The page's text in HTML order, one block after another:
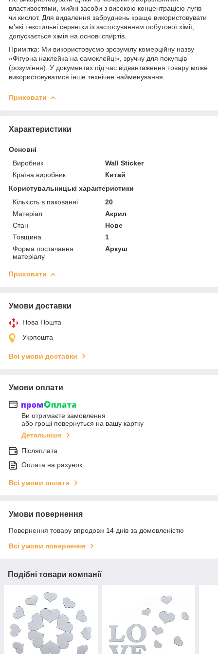
властивостями, мийні засоби з високою концентрацією лугів
чи кислот. Для видалення забруднень краще використовувати
м'які текстильні серветки із застосуванням побутової хімії,
допускається хімія на основі спиртів.
Примітка: Ми використовуємо зрозумілу комерційну назву
«Фігурна наклейка на самоклейці», зручну для покупців
(розуміння). У документах під час відвантаження товару може
використовуватися інше технічне найменування.
Приховати
Характеристики
Основні
Виробник
Wall Sticker
Країна виробник
Китай
Користувальницькі характеристики
Кількість в пакованні
20
Матеріал
Акрил
Стан
Нове
Товщина
1
Форма постачання
матеріалу
Аркуш
Приховати
Умови доставки
Нова Пошта
Укрпошта
Всі умови доставки
Умови оплати
Ви отримаєте замовлення
або гроші повернуться на вашу картку
Детальніше
Післяплата
Оплата на рахунок
Всі умови оплати
Умови повернення
Повернення товару впродовж 14 днів за домовленістю
Всі умови повернення
Подібні товари компанії